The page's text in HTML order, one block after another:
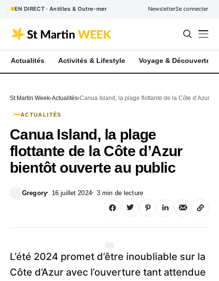
EN DIRECT · Antilles & Outre-mer NewsletterSe connecter
Actualités Activités & Lifestyle Voyage & Découverte
St Martin Week Actualités Canua Island, la plage flottante de la Côte d’Azur
ACTUALITÉS
Canua Island, la plage
flottante de la Côte d’Azur
bientôt ouverte au public
Gregory 16 juillet 2024 3 min de lecture
L’été 2024 promet d’être inoubliable sur la
Côte d’Azur avec l’ouverture tant attendue